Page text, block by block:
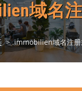
域名
> .immobilien域名注册